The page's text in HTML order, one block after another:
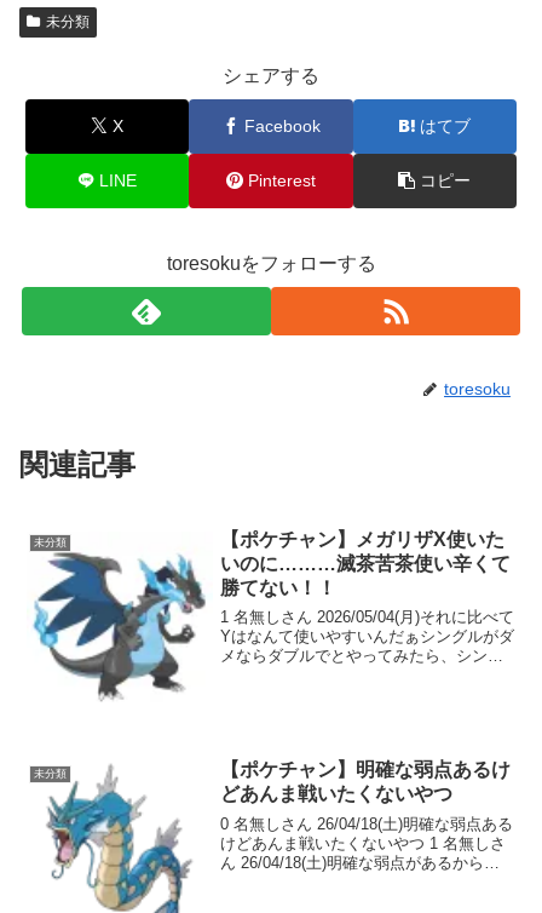
未分類
シェアする
X Facebook はてブ
LINE Pinterest コピー
toresokuをフォローする
toresoku
関連記事
未分類
【ポケチャン】メガリザX使いた
いのに………滅茶苦茶使い辛くて
勝てない！！
1 名無しさん 2026/05/04(月)それに比べて
Yはなんて使いやすいんだぁシングルがダ
メならダブルでとやってみたら、シング
未分類
【ポケチャン】明確な弱点あるけ
どあんま戦いたくないやつ
0 名無しさん 26/04/18(土)明確な弱点ある
けどあんま戦いたくないやつ 1 名無しさ
ん 26/04/18(土)明確な弱点があるからそ